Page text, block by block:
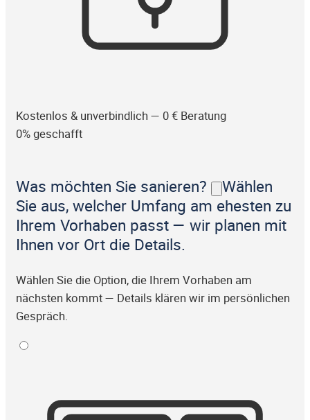
Kostenlos & unverbindlich — 0 € Beratung
0% geschafft
Was möchten Sie sanieren?
Wählen
Sie aus, welcher Umfang am ehesten zu
Ihrem Vorhaben passt — wir planen mit
Ihnen vor Ort die Details.
Wählen Sie die Option, die Ihrem Vorhaben am
nächsten kommt — Details klären wir im persönlichen
Gespräch.